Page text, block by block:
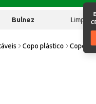
Bulnez Limpeza
Copo plástico Copo